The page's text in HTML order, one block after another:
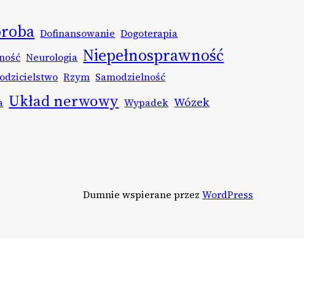
Dofinansowanie Dogoterapia
Neurologia Niepełnosprawność
Rzym Samodzielność
Układ nerwowy Wypadek Wózek
Dumnie wspierane przezWordPress